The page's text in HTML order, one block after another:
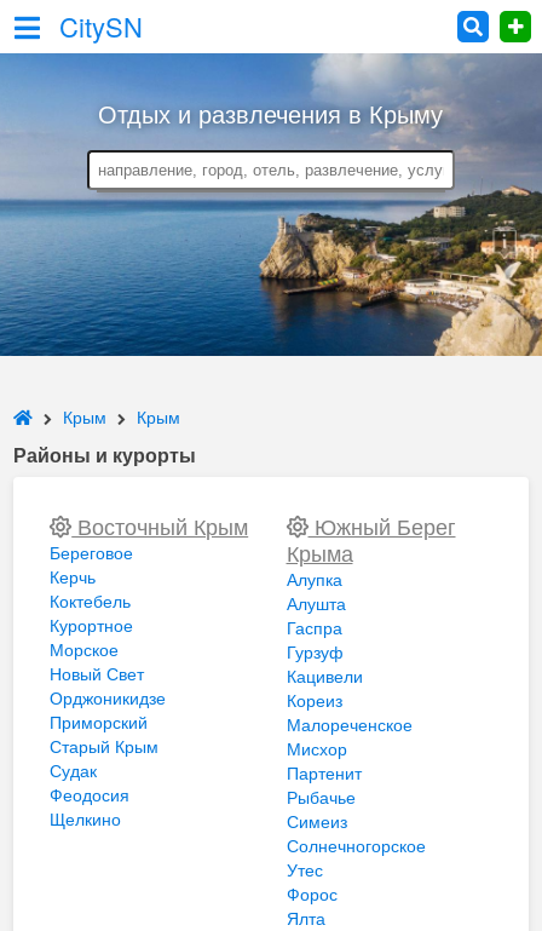
CitySN
Отдых и развлечения в Крыму
Крым Крым
Районы и курорты
Восточный Крым
Береговое
Керчь
Коктебель
Курортное
Морское
Новый Свет
Орджоникидзе
Приморский
Старый Крым
Судак
Феодосия
Щелкино
Южный Берег
Крыма
Алупка
Алушта
Гаспра
Гурзуф
Кацивели
Кореиз
Малореченское
Мисхор
Партенит
Рыбачье
Симеиз
Солнечногорское
Утес
Форос
Ялта